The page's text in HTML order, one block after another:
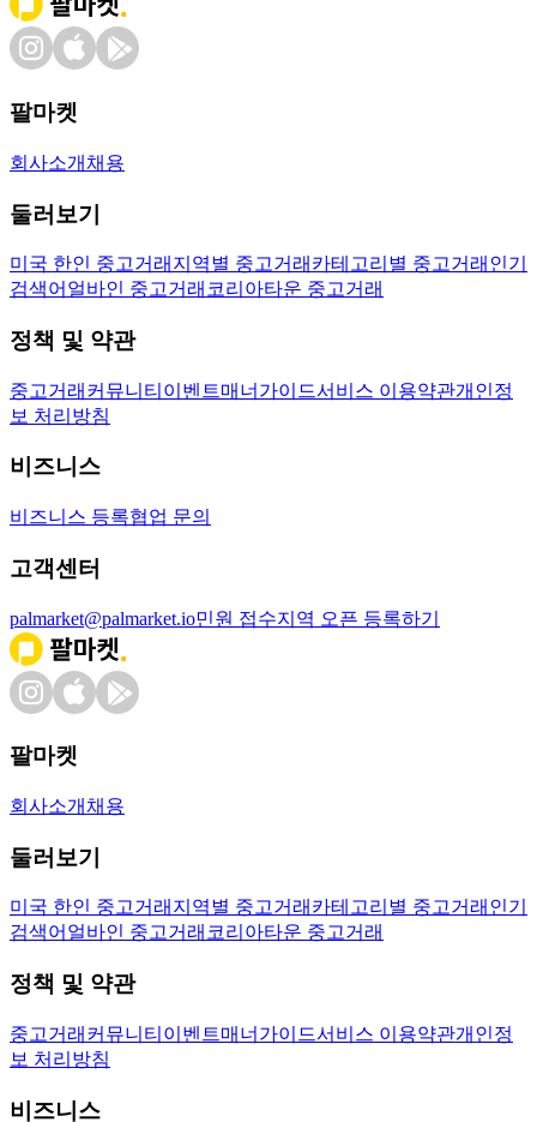
팔마켓
회사소개 채용
둘러보기
미국 한인 중고거래 지역별 중고거래 카테고리별 중고거래 인기
검색어 얼바인 중고거래 코리아타운 중고거래
정책 및 약관
중고거래 커뮤니티 이벤트매너가이드서비스 이용약관개인정
보 처리방침
비즈니스
비즈니스 등록협업 문의
고객센터
palmarket@palmarket.io민원 접수지역 오픈 등록하기
팔마켓
회사소개 채용
둘러보기
미국 한인 중고거래 지역별 중고거래 카테고리별 중고거래 인기
검색어 얼바인 중고거래 코리아타운 중고거래
정책 및 약관
중고거래 커뮤니티 이벤트매너가이드서비스 이용약관개인정
보 처리방침
비즈니스